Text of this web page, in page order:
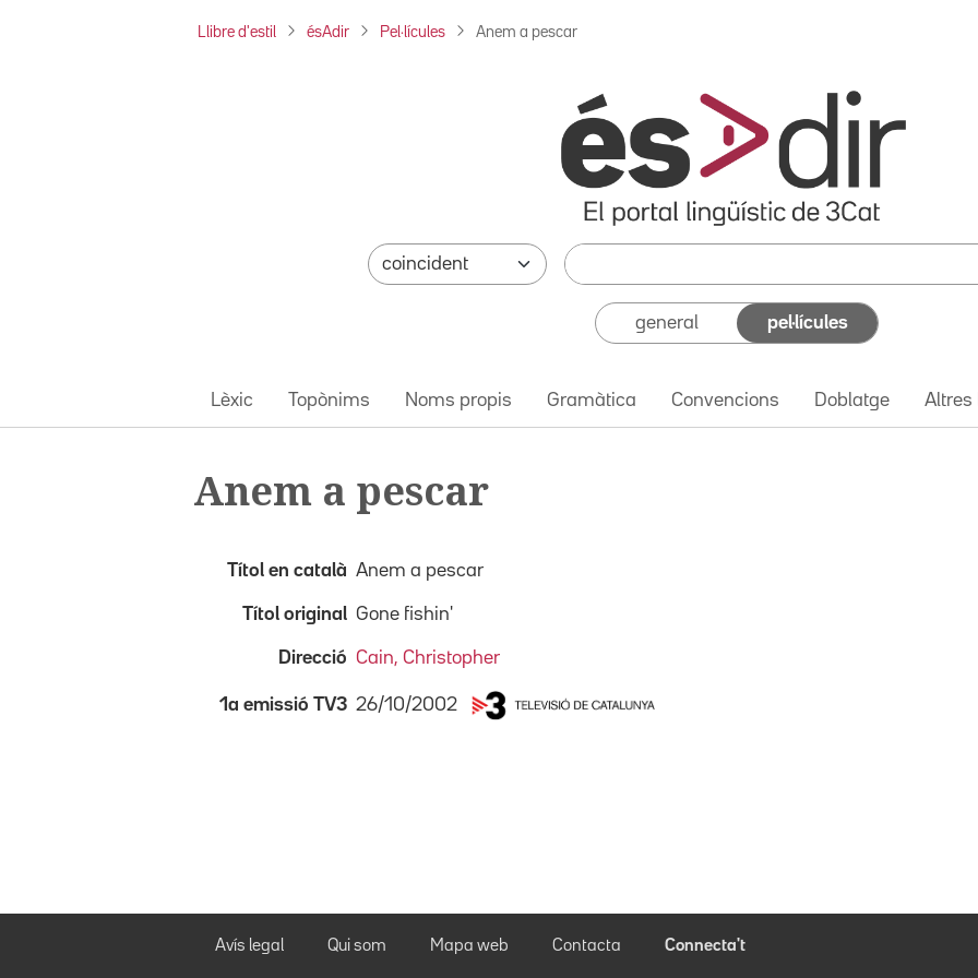
Llibre d'estil ésAdir Pel·lícules Anem a pescar
general pel·lícules
Lèxic Topònims Noms propis Gramàtica Convencions Doblatge Altres
Anem a pescar
Títol en català Anem a pescar
Títol original Gone fishin'
Direcció Cain, Christopher
1a emissió TV3 26/10/2002
Avís legal Qui som Mapa web Contacta Connecta't